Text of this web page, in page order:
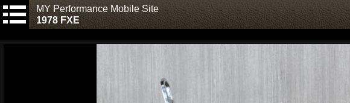
MY Performance Mobile Site
1978 FXE